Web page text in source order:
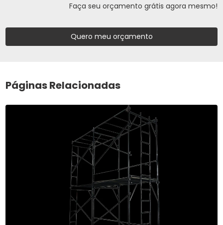
Faça seu orçamento grátis agora mesmo!
Quero meu orçamento
Páginas Relacionadas